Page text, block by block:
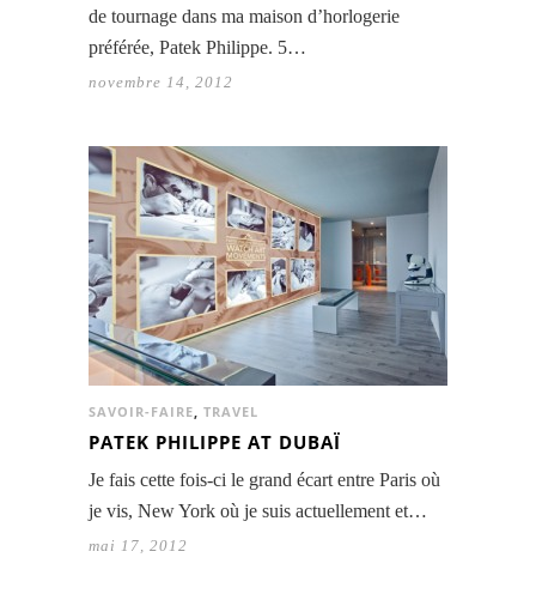
de tournage dans ma maison d’horlogerie
préférée, Patek Philippe. 5…
novembre 14, 2012
SAVOIR-FAIRE TRAVEL
PATEK PHILIPPE AT DUBAÏ
Je fais cette fois-ci le grand écart entre Paris où
je vis, New York où je suis actuellement et…
mai 17, 2012